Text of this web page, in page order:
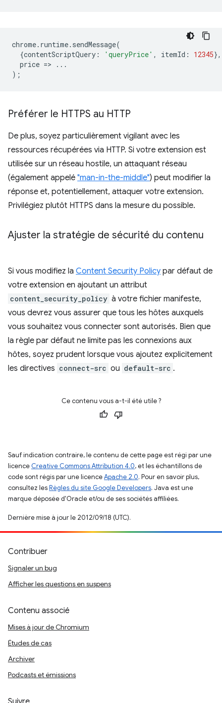
chrome. runtime. sendMessage(
{contentScriptQuery : 'queryPrice' , itemId : 12345},
price =>
...
);
Préférer le HTTPS au HTTP
De plus, soyez particulièrement vigilant avec les
ressources récupérées via HTTP. Si votre extension est
utilisée sur un réseau hostile, un attaquant réseau
(également appelé "man-in-the-middle") peut modifier la
réponse et, potentiellement, attaquer votre extension.
Privilégiez plutôt HTTPS dans la mesure du possible.
Ajuster la stratégie de sécurité du contenu
Si vous modifiez la Content Security Policy par défaut de
votre extension en ajoutant un attribut
content_security_policy à votre fichier manifeste,
vous devrez vous assurer que tous les hôtes auxquels
vous souhaitez vous connecter sont autorisés. Bien que
la règle par défaut ne limite pas les connexions aux
hôtes, soyez prudent lorsque vous ajoutez explicitement
les directives connect-src ou default-src .
Ce contenu vous a-t-il été utile ?
Sauf indication contraire, le contenu de cette page est régi par une
licence Creative Commons Attribution 4.0, et les échantillons de
code sont régis par une licenceApache 2.0. Pour en savoir plus,
consultez lesRègles du site Google Developers. Java est une
marque déposée d'Oracle et/ou de ses sociétés affiliées.
Dernière mise à jour le 2012/09/18 (UTC).
Contribuer
Signaler un bug
Afficher les questions en suspens
Contenu associé
Mises à jour de Chromium
Études de cas
Archiver
Podcasts et émissions